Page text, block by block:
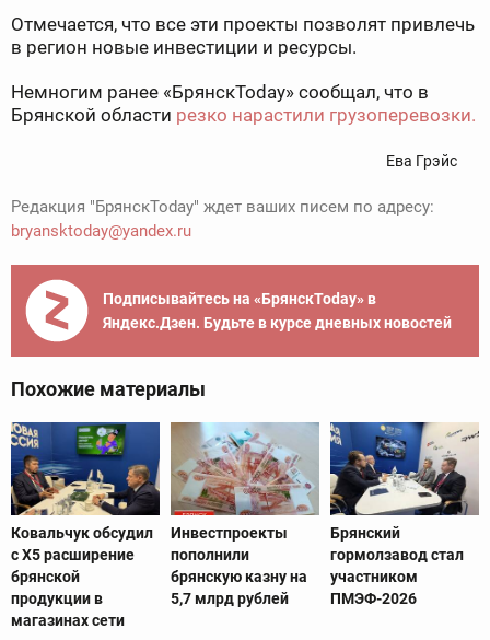
Отмечается, что все эти проекты позволят привлечь
в регион новые инвестиции и ресурсы.
Немногим ранее «БрянскToday» сообщал, что в
Брянской области резко нарастили грузоперевозки.
Ева Грэйс
Редакция "БрянскToday" ждет ваших писем по адресу:
bryansktoday@yandex.ru
Подписывайтесь на «БрянскToday» в
Яндекс.Дзен. Будьте в курсе дневных новостей
Похожие материалы
Ковальчук обсудил
с X5 расширение
брянской
продукции в
магазинах сети
Инвестпроекты
пополнили
брянскую казну на
5,7 млрд рублей
Брянский
гормолзавод стал
участником
ПМЭФ-2026